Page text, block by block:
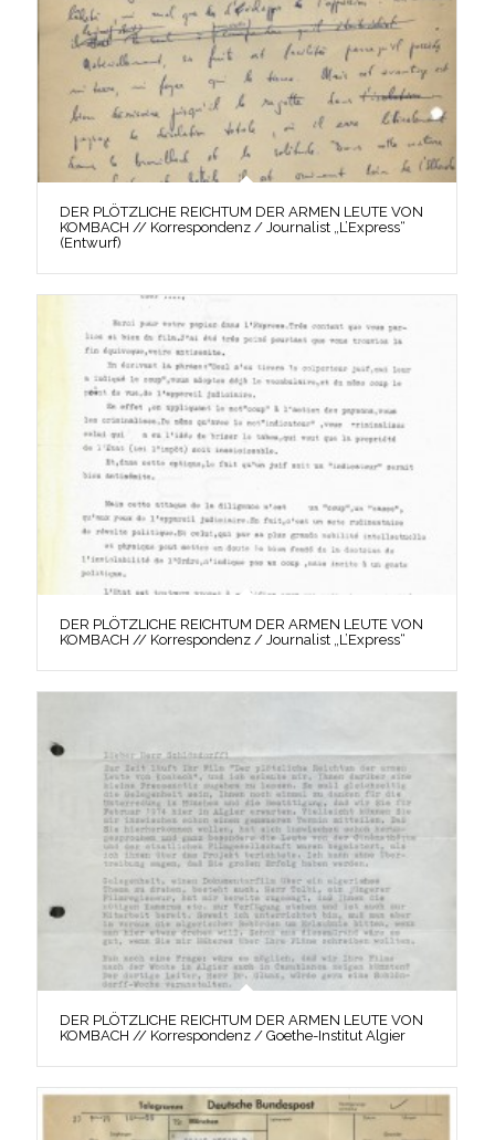
DER PLÖTZLICHE REICHTUM DER ARMEN LEUTE VON
KOMBACH // Korrespondenz / Journalist „L’Express“
(Entwurf)
DER PLÖTZLICHE REICHTUM DER ARMEN LEUTE VON
KOMBACH // Korrespondenz / Journalist „L’Express“
DER PLÖTZLICHE REICHTUM DER ARMEN LEUTE VON
KOMBACH // Korrespondenz / Goethe-Institut Algier